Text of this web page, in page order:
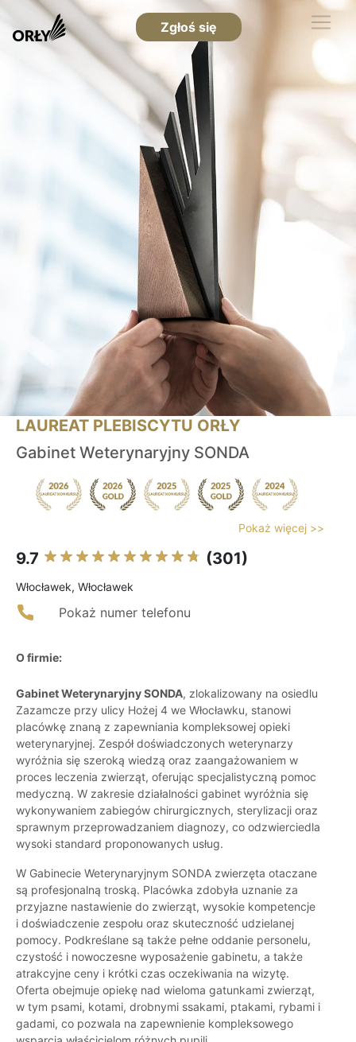
Zgłoś się
LAUREAT PLEBISCYTU ORŁY
Gabinet Weterynaryjny SONDA
Pokaż więcej >>
9.7 (301)
Włocławek, Włocławek
Pokaż numer telefonu
O firmie:
Gabinet Weterynaryjny SONDA, zlokalizowany na osiedlu
Zazamcze przy ulicy Hożej 4 we Włocławku, stanowi
placówkę znaną z zapewniania kompleksowej opieki
weterynaryjnej. Zespół doświadczonych weterynarzy
wyróżnia się szeroką wiedzą oraz zaangażowaniem w
proces leczenia zwierząt, oferując specjalistyczną pomoc
medyczną. W zakresie działalności gabinet wyróżnia się
wykonywaniem zabiegów chirurgicznych, sterylizacji oraz
sprawnym przeprowadzaniem diagnozy, co odzwierciedla
wysoki standard proponowanych usług.
W Gabinecie Weterynaryjnym SONDA zwierzęta otaczane
są profesjonalną troską. Placówka zdobyła uznanie za
przyjazne nastawienie do zwierząt, wysokie kompetencje
i doświadczenie zespołu oraz skuteczność udzielanej
pomocy. Podkreślane są także pełne oddanie personelu,
czystość i nowoczesne wyposażenie gabinetu, a także
atrakcyjne ceny i krótki czas oczekiwania na wizytę.
Oferta obejmuje opiekę nad wieloma gatunkami zwierząt,
w tym psami, kotami, drobnymi ssakami, ptakami, rybami i
gadami, co pozwala na zapewnienie kompleksowego